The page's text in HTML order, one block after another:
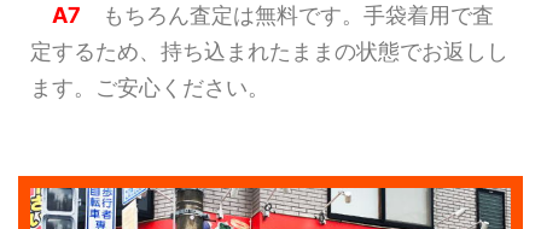
A7 もちろん査定は無料です。手袋着用で査
定するため、持ち込まれたままの状態でお返しし
ます。ご安心ください。